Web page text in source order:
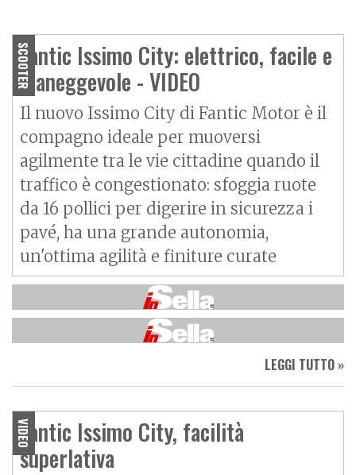
OFantic Motor Issimo City,
raffinatezza sostenibile
SCOOTER
Fantic Issimo City: elettrico, facile e
maneggevole - VIDEO
Il nuovo Issimo City di Fantic Motor è il
compagno ideale per muoversi
agilmente tra le vie cittadine quando il
traffico è congestionato: sfoggia ruote
da 16 pollici per digerire in sicurezza i
pavé, ha una grande autonomia,
un'ottima agilità e finiture curate
LEGGI TUTTO »
VIDEO
Fantic Issimo City, facilità
superlativa